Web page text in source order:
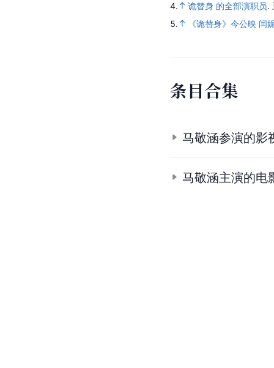
4.
诡替身 的全部演职员.
5.
《诡替身》今公映
条目合集
马敬涵参演的影
马敬涵主演的电